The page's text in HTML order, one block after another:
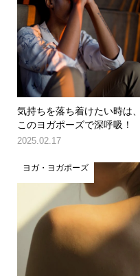
気持ちを落ち着けたい時は、
このヨガポーズで深呼吸！
2025.02.17
ヨガ・ヨガポーズ